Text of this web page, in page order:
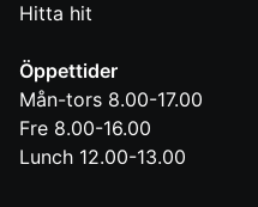
Hitta hit
Öppettider
Mån-tors 8.00-17.00
Fre 8.00-16.00
Lunch 12.00-13.00